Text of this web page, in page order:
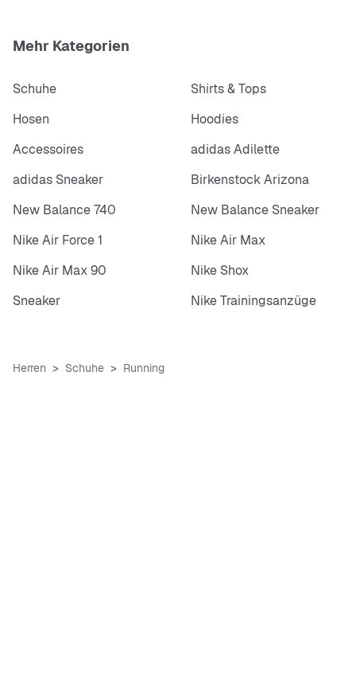
Mehr Kategorien
Schuhe
Shirts & Tops
Hosen
Hoodies
Accessoires
adidas Adilette
adidas Sneaker
Birkenstock Arizona
New Balance 740
New Balance Sneaker
Nike Air Force 1
Nike Air Max
Nike Air Max 90
Nike Shox
Sneaker
Nike Trainingsanzüge
Herren Schuhe Running